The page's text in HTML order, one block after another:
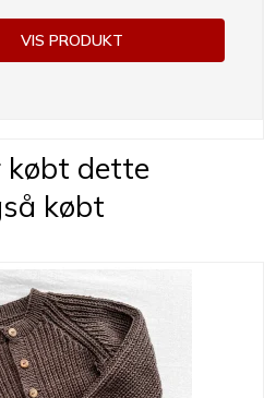
VIS PRODUKT
købt dette
købt